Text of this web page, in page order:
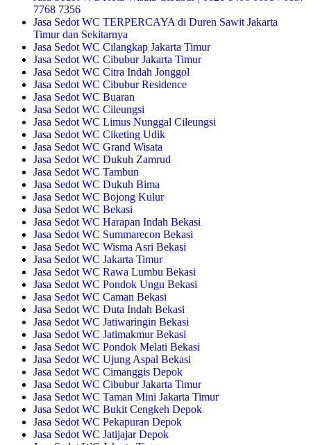
7768 7356
Jasa Sedot WC TERPERCAYA di Duren Sawit Jakarta
Timur dan Sekitarnya
Jasa Sedot WC Cilangkap Jakarta Timur
Jasa Sedot WC Cibubur Jakarta Timur
Jasa Sedot WC Citra Indah Jonggol
Jasa Sedot WC Cibubur Residence
Jasa Sedot WC Buaran
Jasa Sedot WC Cileungsi
Jasa Sedot WC Limus Nunggal Cileungsi
Jasa Sedot WC Ciketing Udik
Jasa Sedot WC Grand Wisata
Jasa Sedot WC Dukuh Zamrud
Jasa Sedot WC Tambun
Jasa Sedot WC Dukuh Bima
Jasa Sedot WC Bojong Kulur
Jasa Sedot WC Bekasi
Jasa Sedot WC Harapan Indah Bekasi
Jasa Sedot WC Summarecon Bekasi
Jasa Sedot WC Wisma Asri Bekasi
Jasa Sedot WC Jakarta Timur
Jasa Sedot WC Rawa Lumbu Bekasi
Jasa Sedot WC Pondok Ungu Bekasi
Jasa Sedot WC Caman Bekasi
Jasa Sedot WC Duta Indah Bekasi
Jasa Sedot WC Jatiwaringin Bekasi
Jasa Sedot WC Jatimakmur Bekasi
Jasa Sedot WC Pondok Melati Bekasi
Jasa Sedot WC Ujung Aspal Bekasi
Jasa Sedot WC Cimanggis Depok
Jasa Sedot WC Cibubur Jakarta Timur
Jasa Sedot WC Taman Mini Jakarta Timur
Jasa Sedot WC Bukit Cengkeh Depok
Jasa Sedot WC Pekapuran Depok
Jasa Sedot WC Jatijajar Depok